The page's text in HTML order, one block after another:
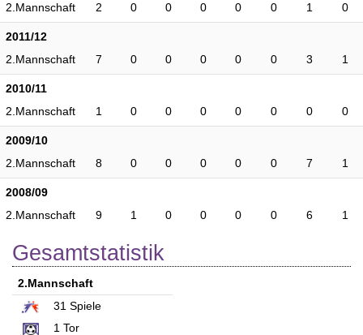
2.Mannschaft
2 0 0 0 0 0 1 0
2011/12
2.Mannschaft
7 0 0 0 0 0 3 1
2010/11
2.Mannschaft
1 0 0 0 0 0 0 0
2009/10
2.Mannschaft
8 0 0 0 0 0 7 1
2008/09
2.Mannschaft
9 1 0 0 0 0 6 1
Gesamtstatistik
2.Mannschaft
31 Spiele
1 Tor